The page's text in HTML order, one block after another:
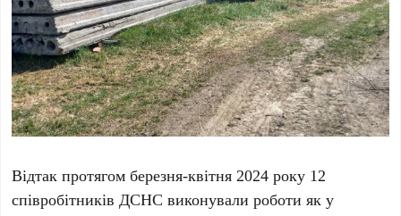
Відтак протягом березня-квітня 2024 року 12
співробітників ДСНС виконували роботи як у